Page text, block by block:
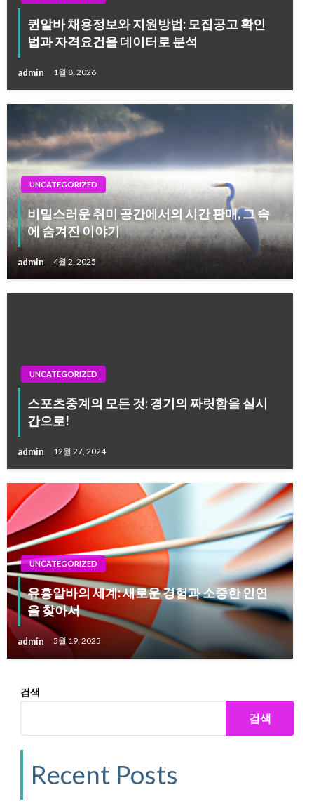
퀸알바 채용정보와 지원방법: 모집공고 확인
법과 자격요건을 데이터로 분석
admin 1월 8, 2026
UNCATEGORIZED
비밀스러운 취미 공간에서의 시간 판매, 그 속
에 숨겨진 이야기
admin 4월 2, 2025
UNCATEGORIZED
스포츠중계의 모든 것: 경기의 짜릿함을 실시
간으로!
admin 12월 27, 2024
UNCATEGORIZED
유흥알바의 세계: 새로운 경험과 소중한 인연
을 찾아서
admin 5월 19, 2025
검색
검색
Recent Posts